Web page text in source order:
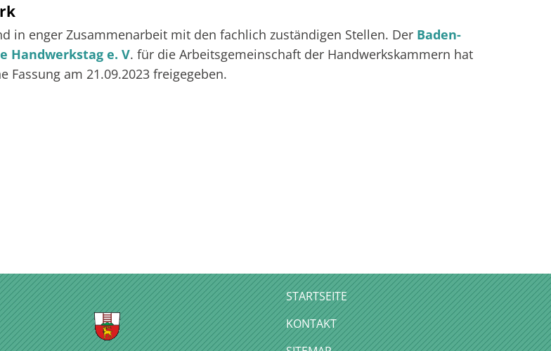
in enger Zusammenarbeit mit den fachlich zuständigen Stellen. Der Baden-
Handwerkstag e. V. für die Arbeitsgemeinschaft der Handwerkskammern hat
Fassung am 21.09.2023 freigegeben.
STARTSEITE
KONTAKT